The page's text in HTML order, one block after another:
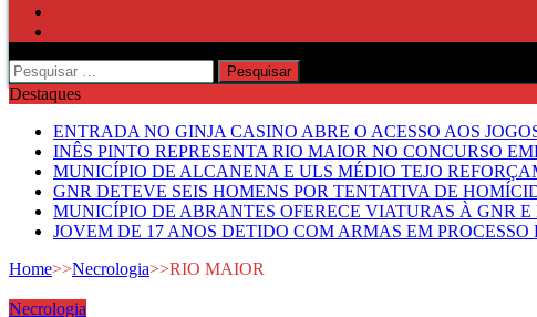
Pesquisar
por:
Destaques
ENTRADA NO GINJA CASINO ABRE O ACESSO AOS
INÊS PINTO REPRESENTA RIO MAIOR NO CONCURSO
MUNICÍPIO DE ALCANENA E ULS MÉDIO TEJO
GNR DETEVE SEIS HOMENS POR TENTATIVA DE
MUNICÍPIO DE ABRANTES OFERECE VIATURAS À GNR E
JOVEM DE 17 ANOS DETIDO COM ARMAS EM
Home>>Necrologia>>RIO MAIOR
Necrologia